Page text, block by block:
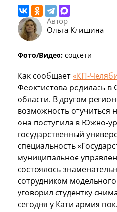
Автор
Ольга Клишина
Фото/Видео: соцсети
Как сообщает«КП-
Феоктистова родилась в
области. В другом
возможность отучиться
она поступила в Южно-
государственный
специальность
муниципальное
состоялось
сотрудником модельного
уговорил студентку
сегодня у Кати армия